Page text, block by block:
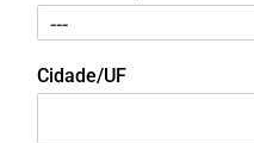
Cidade/UF